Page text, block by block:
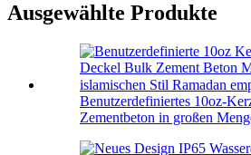
Ausgewählte Produkte
Benutzerdefiniertes 10oz-
Zementbeton in großen